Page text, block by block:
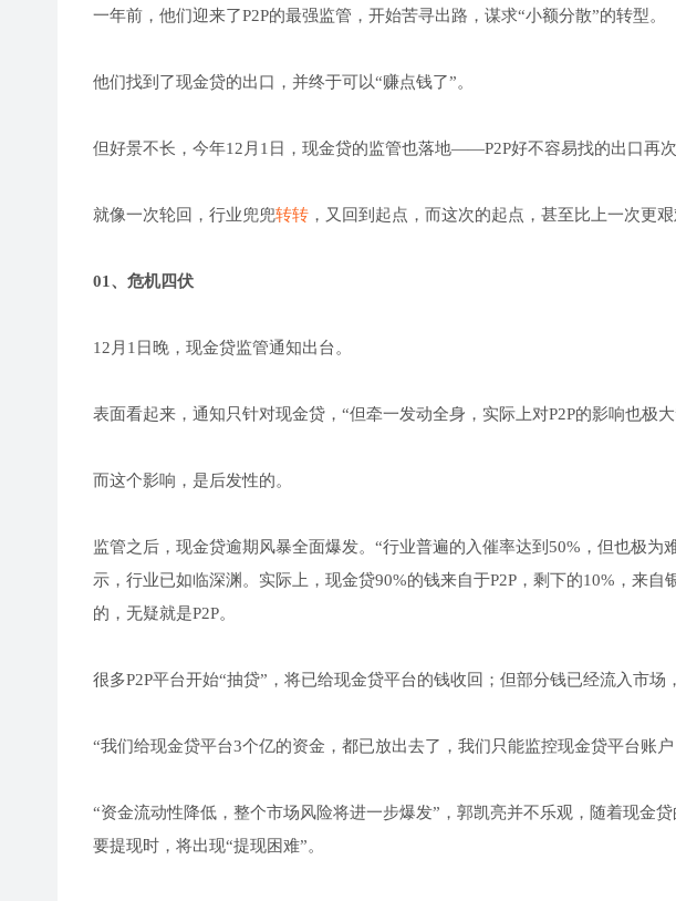
一年前，他们迎来了P2P的最强监管，开始苦寻出路，谋求“小额分散”的转型。
他们找到了现金贷的出口，并终于可以“赚点钱了”。
但好景不长，今年12月1日，现金贷的监管也落地——P2P好不容易找的出口再次
就像一次轮回，行业兜兜转转 ，又回到起点，而这次的起点，甚至比上一次更
01、危机四伏
12月1日晚，现金贷监管通知出台。
表面看起来，通知只针对现金贷，“但牵一发动全身，实际上对P2P的影响也极大
而这个影响，是后发性的。
监管之后，现金贷逾期风暴全面爆发。“行业普遍的入催率达到50%，但也极为
示，行业已如临深渊。实际上，现金贷90%的钱来自于P2P，剩下的10%，来
的，无疑就是P2P。
很多P2P平台开始“抽贷”，将已给现金贷平台的钱收回；但部分钱已经流入市场
“我们给现金贷平台3个亿的资金，都已放出去了，我们只能监控现金贷平台账
“资金流动性降低，整个市场风险将进一步爆发”，郭凯亮并不乐观，随着现金
要提现时，将出现“提现困难”。